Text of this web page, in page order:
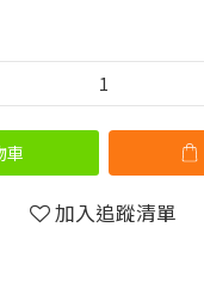
車
加入追蹤清單